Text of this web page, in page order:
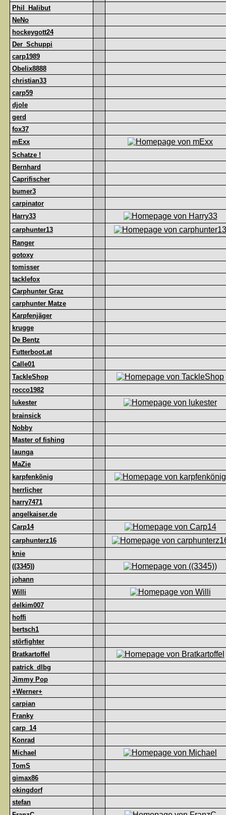
Phil_Halibut
NeNo
hockeygott24
Der_Schuppi
carp1989
Obelix8888
christian33
carp59
djole
gerd
fox37
mExx
Schatze !
Bernhard
Caprifischer
bumer3
carpinator
Harry33
carphunter13
Ranger
gotoxy
tomisser
tacklefox
Carphunter Graz
carphunter Matze
Karpfenjäger
krugge
De Bentz
Futterboot.at
Calle01
TackleShop
rocco1982
lukester
brainsick
Nobby
Master of fishing
launga
MaZie
karpfenkönig
herrlicher
harry7471
angelkaiser.de
Carp14
carphunterz16
knie
((3345))
johann
Willi
delkim007
hoffi
bertsch1
störfighter
Bratkartoffel
patrick_dlbg
Jimmy Pop
+Werner+
carpian
Franky
carp_14
Konrad
Michael
TomS
gimax86
okingdorf
stefan